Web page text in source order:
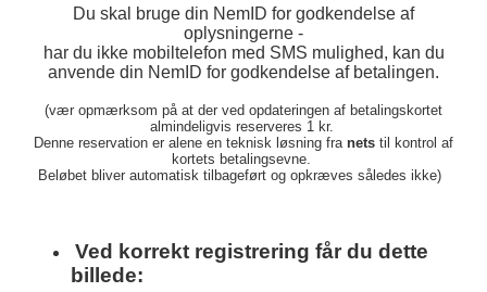
Du skal bruge din NemID for godkendelse af
oplysningerne -
har du ikke mobiltelefon med SMS mulighed, kan du
anvende din NemID for godkendelse af betalingen.
(vær opmærksom på at der ved opdateringen af betalingskortet
almindeligvis reserveres 1 kr.
Denne reservation er alene en teknisk løsning fra nets til kontrol af
kortets betalingsevne.
Beløbet bliver automatisk tilbageført og opkræves således ikke)
Ved korrekt registrering får du dette
billede: